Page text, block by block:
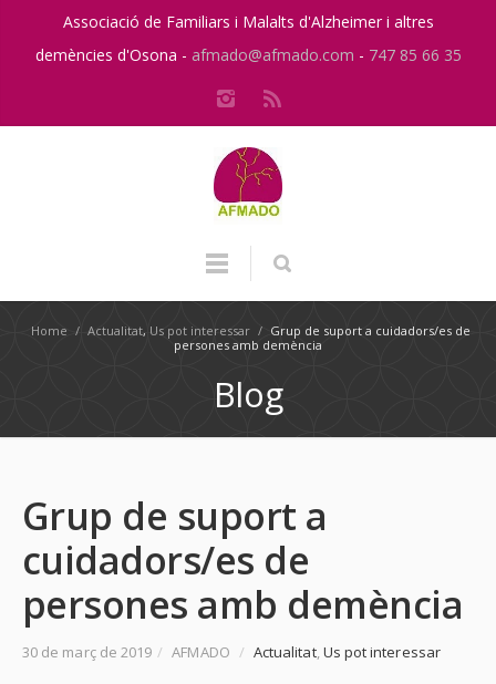
Associació de Familiars i Malalts d'Alzheimer i altres
demències d'Osona - afmado@afmado.com - 747 85 66 35
Home / Actualitat, Us pot interessar / Grup de suport a cuidadors/es de
persones amb demència
Blog
Grup de suport a
cuidadors/es de
persones amb demència
30 de març de 2019 / AFMADO / Actualitat,Us pot interessar